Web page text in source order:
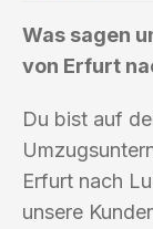
Was sagen
von Erfurt
Du bist auf
Erfurt nach
unsere